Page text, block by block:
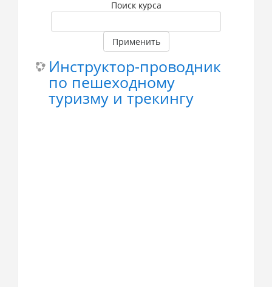
Поиск курса
Применить
Инструктор-проводник
по пешеходному
туризму и трекингу